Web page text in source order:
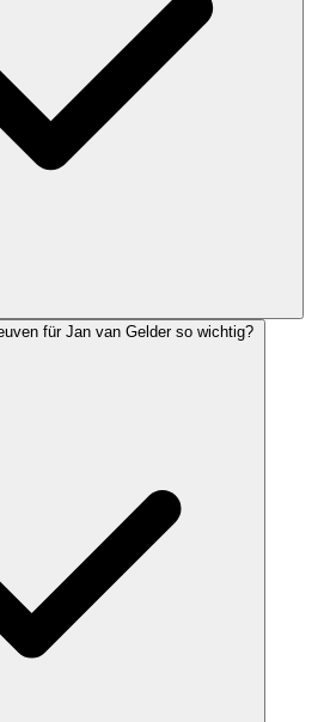
für Jan van Gelder so wichtig?